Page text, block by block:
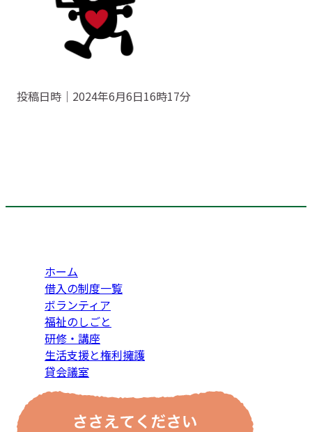
投稿日時｜2024年6月6日16時17分
ホーム
借入の制度一覧
ボランティア
福祉のしごと
研修・講座
生活支援と権利擁護
貸会議室